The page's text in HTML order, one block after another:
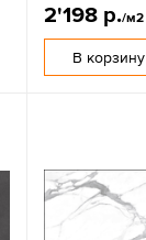
2'198 р./м2
В корзину